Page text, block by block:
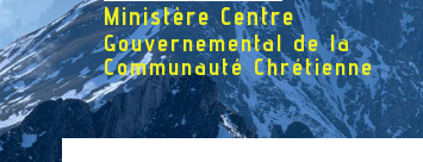
Ministère Centre
Gouvernemental de la
Communauté Chrétienne